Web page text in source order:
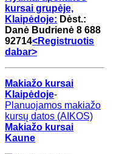
kursai grupėje,
Klaipėdoje: Dėst.:
Danė Budrienė 8 688
92714<Registruotis
dabar>
Makiažo kursai
Klaipėdoje-
Planuojamos makiažo
kursų datos (AIKOS)
Makiažo kursai
Kaune